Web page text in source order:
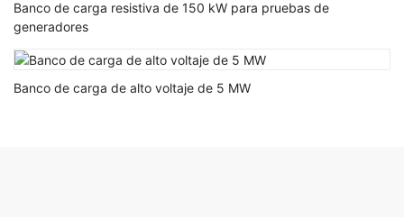
Banco de carga resistiva de 150 kW para pruebas de
generadores
Banco de carga de alto voltaje de 5 MW